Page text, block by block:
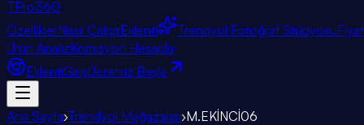
TPro360
ÖzelliklerNasıl ÇalışırEklenti Trendyol Fotoğraf Stüdyosu
Ürün AnalizKomisyon Hesapla
EklentiGirişÜcretsiz Başla
Ana Sayfa›Trendyol Mağazaları›M.EKİNCİ06